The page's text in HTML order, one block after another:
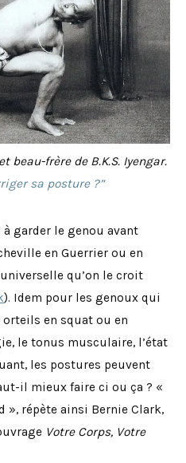
frère de B.K.S. Iyengar.
sa posture ?”
garder le genou avant
en Guerrier ou en
qu’on le croit
). Idem pour les genoux qui
en squat ou en
le tonus musculaire, l’état
les postures peuvent
il mieux faire ci ou ça ? «
», répète ainsi Bernie Clark,
Votre Corps, Votre